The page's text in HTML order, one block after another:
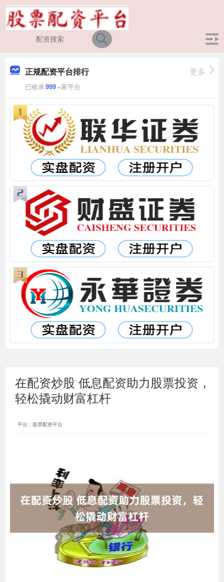
正规配资平台排行
已收录999+家平台
更多
在配资炒股 低息配资助力股票投资，
轻松撬动财富杠杆
平台：股票配资平台